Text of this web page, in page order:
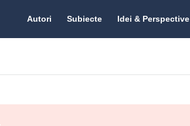
Citate.ro
Autori Subiecte Idei & Perspective